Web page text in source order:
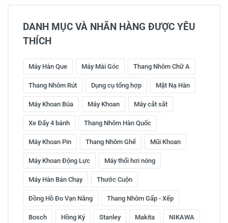
DANH MỤC VÀ NHÃN HÀNG ĐƯỢC YÊU
THÍCH
Máy Hàn Que Máy Mài Góc Thang Nhôm Chữ A
Thang Nhôm Rút Dụng cụ tổng hợp Mặt Nạ Hàn
Máy Khoan Búa Máy Khoan Máy cắt sắt
Xe Đẩy 4 bánh Thang Nhôm Hàn Quốc
Máy Khoan Pin Thang Nhôm Ghế Mũi Khoan
Máy Khoan Động Lực Máy thổi hơi nóng
Máy Hàn Bán Chạy Thước Cuộn
Đồng Hồ Đo Vạn Năng Thang Nhôm Gấp - Xếp
Bosch Hồng Ký Stanley Makita NIKAWA